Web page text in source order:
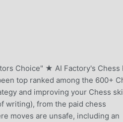
Choice" ★ AI Factory's Chess
top ranked among the 600+
and improving your Chess
writing), from the paid chess
moves are unsafe, including an